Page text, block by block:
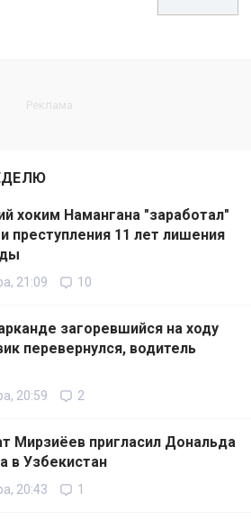
хоким Намангана "заработал"
преступления 11 лет лишения
21:09 10
загоревшийся на ходу
перевернулся, водитель
20:59 2
Мирзиёев пригласил Дональда
в Узбекистан
20:43 1